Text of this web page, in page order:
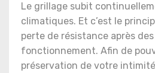
Le grillage subit
climatiques. Et c’est le
perte de résistance après
fonctionnement. Afin de
préservation de votre